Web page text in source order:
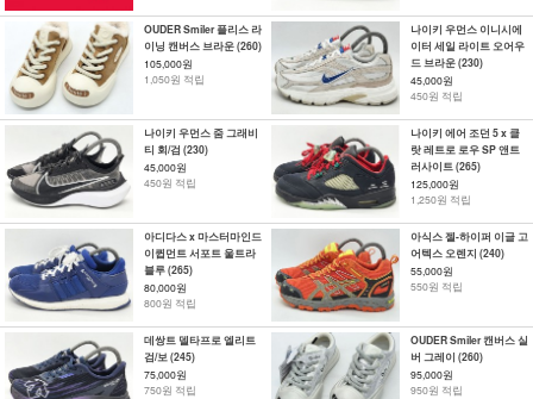
OUDER Smiler 플리스 라
이닝 캔버스 브라운 (260)
105,000원
1,050원 적립
나이키 우먼스 이니시에
이터 세일 라이트 오어우
드 브라운 (230)
45,000원
450원 적립
나이키 우먼스 줌 그래비
티 회/검 (230)
45,000원
450원 적립
나이키 에어 조던 5 x 클
랏 레트로 로우 SP 앤트
러사이트 (265)
125,000원
1,250원 적립
아디다스 x 마스터마인드
이큅먼트 서포트 울트라
블루 (265)
80,000원
800원 적립
아식스 젤-하이퍼 이글 고
어텍스 오렌지 (240)
55,000원
550원 적립
데쌍트 델타프로 엘리트
검/보 (245)
75,000원
750원 적립
OUDER Smiler 캔버스 실
버 그레이 (260)
95,000원
950원 적립